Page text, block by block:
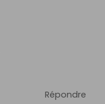
Répondre